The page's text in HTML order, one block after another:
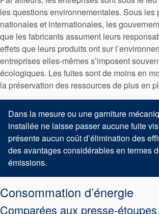
les questions environnementales. Sous les
nationales et internationales, les
que les fabricants assument leurs
effets que leurs produits ont sur
entreprises elles-mêmes s’imposent
écologiques. Les fuites sont de moins en
la préservation des ressources de plus en
Dans la mesure ou une garniture
installée ne laisse passer aucune fuite
présente aucun coût d’élimination des
des avantages considérables en termes
émissions.
Consommation d’énergie
Comparées aux presse-